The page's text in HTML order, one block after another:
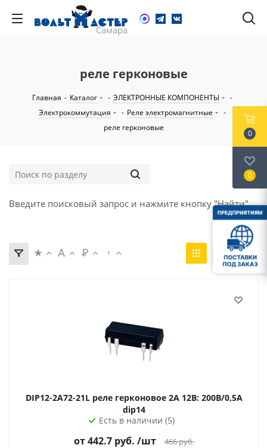
реле герконовые
Главная - Каталог - ЭЛЕКТРОННЫЕ КОМПОНЕНТЫ
-
Электрокоммутация
- Реле электромагнитные
-
реле герконовые
Введите поисковый запрос и нажмите кнопку "Найти".
DIP12-2A72-21L реле герконовое 2A 12В: 200В/0,5А
dip14
Есть в наличии (5)
от 442.7 руб. /шт 466руб.
0
0